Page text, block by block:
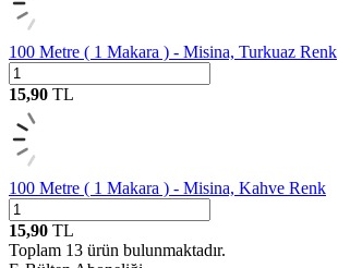
100 Metre ( 1 Makara ) - Misina, Turkuaz Renk
15,90 TL
100 Metre ( 1 Makara ) - Misina, Kahve Renk
15,90 TL
Toplam 13 ürün bulunmaktadır.